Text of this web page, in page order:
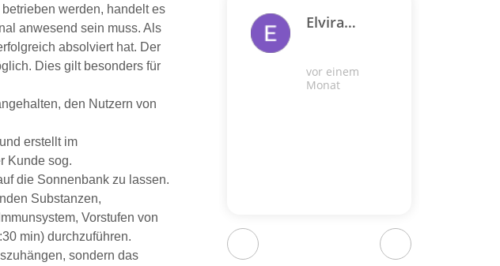
werden, handelt es
anwesend sein muss. Als
absolviert hat. Der
Dies gilt besonders für
den Nutzern von
erstellt im
Kunde sog.
die Sonnenbank zu lassen.
Substanzen,
Vorstufen von
min) durchzuführen.
sondern das
Elvira
vor einem
Monat